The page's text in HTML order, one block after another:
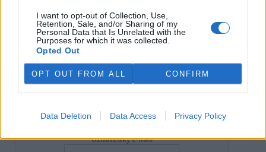
I want to opt-out of Collection, Use,
Retention, Sale, and/or Sharing of my
Personal Data that Is Unrelated with the
Purposes for which it was collected.
Opted Out
OPT OUT FROM ALL CONFIRM
Data Deletion Data Access Privacy Policy
reklama
Online diskuse
Redakce Ekolistu vítá čtenářské názory, komentáře a postřehy. Tím,
že zde publikujete svůj příspěvek, se ale zároveň zavazujete
dodržovatpravidla diskuse. V případě porušení si redakce
DO DISKUZE SE MŮŽETE ZAPOJIT PO PŘIHLÁŠENÍ
Uživatelský e-mail